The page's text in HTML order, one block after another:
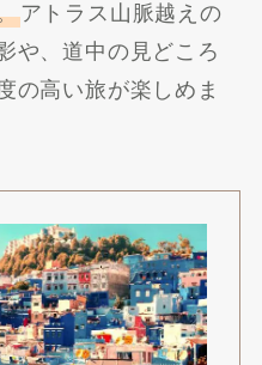
アトラス山脈越えの
や、道中の見どころ
の高い旅が楽しめま